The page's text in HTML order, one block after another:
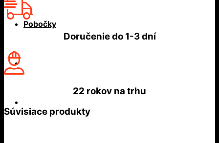
Pobočky
Doručenie do1-3 dní
22 rokov na trhu
Súvisiace produkty